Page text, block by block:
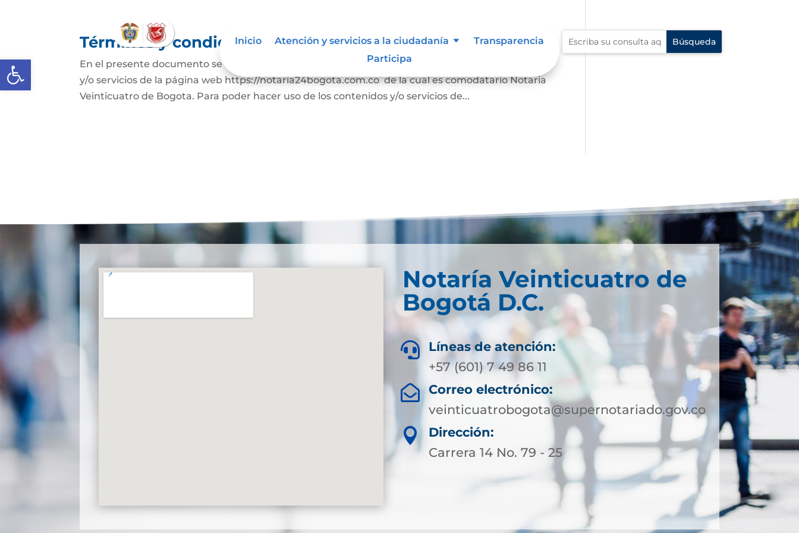
Abrir barra de herramientas
Inicio Atención y servicios a la ciudadanía
Transparencia
Participa
Términos y condiciones
En el presente documento se establecen los términos y condiciones para el uso de contenidos
y/o servicios de la página web https://notaria24bogota.com.co de la cual es comodatario Notaria
Veinticuatro de Bogota. Para poder hacer uso de los contenidos y/o servicios de...
Notaría Veinticuatro de
Bogotá D.C.

Líneas de atención:
+57 (601) 7 49 86 11

Correo electrónico:
veinticuatrobogota@supernotariado.gov.co

Dirección:
Carrera 14 No. 79 - 25